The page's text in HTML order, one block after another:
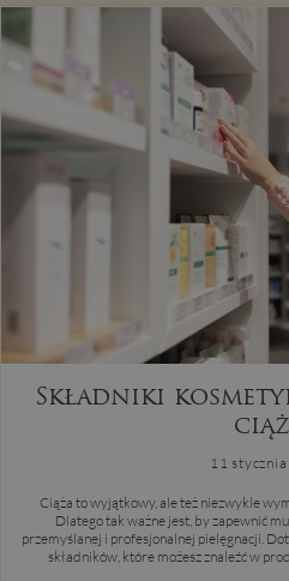
Składniki
11
Ciąża to wyjątkowy, ale też niezwykle
Dlatego tak ważne jest, by zapewnić
przemyślanej i profesjonalnej pielęgnacji.
składników, które możesz znaleźć w